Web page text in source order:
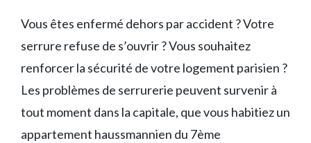
Vous êtes enfermé dehors par accident ? Votre
serrure refuse de s’ouvrir ? Vous souhaitez
renforcer la sécurité de votre logement parisien ?
Les problèmes de serrurerie peuvent survenir à
tout moment dans la capitale, que vous habitiez un
appartement haussmannien du 7ème